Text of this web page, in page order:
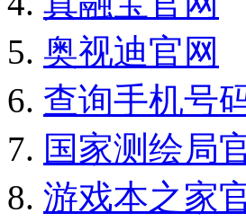
奥视迪官网
查询手机号
国家测绘局
游戏本之家